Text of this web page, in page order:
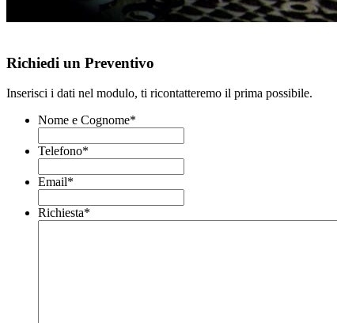
Richiedi un Preventivo
Inserisci i dati nel modulo, ti ricontatteremo il prima possibile.
Nome e Cognome*
Telefono*
Email*
Richiesta*